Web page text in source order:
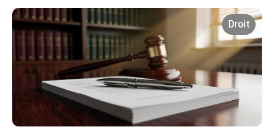
Droit